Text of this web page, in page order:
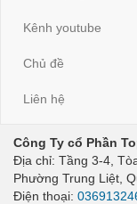
Kênh youtube
Chủ đề
Liên hệ
Công Ty cổ Phần
Địa chỉ: Tầng 3-4,
Phường Trung Liệt,
Điện thoại: